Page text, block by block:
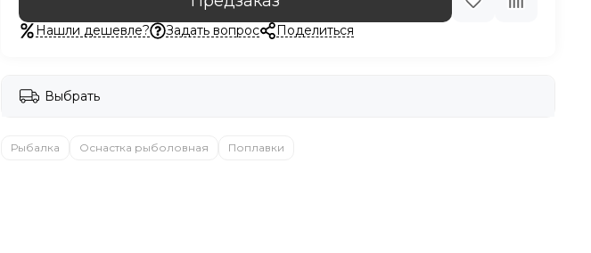
Нашли дешевле? Задать вопрос Поделиться
Выбрать
Рыбалка Оснастка рыболовная Поплавки